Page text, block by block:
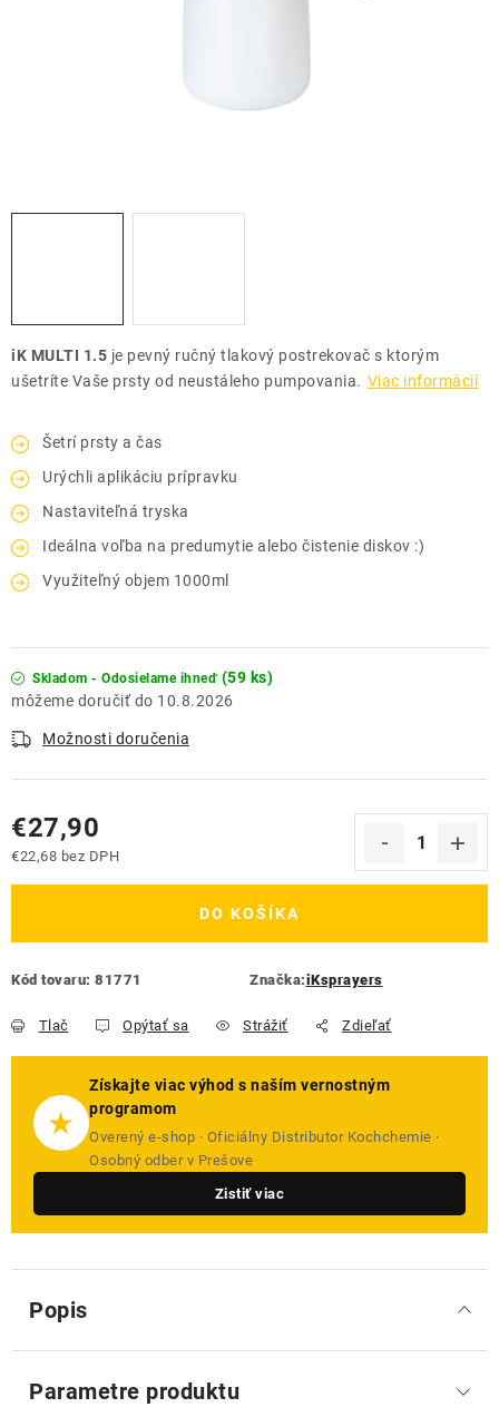
iK MULTI 1.5 je pevný ručný tlakový postrekovač s ktorým
ušetríte Vaše prsty od neustáleho pumpovania. Viac informácií
Šetrí prsty a čas
Urýchli aplikáciu prípravku
Nastaviteľná tryska
Ideálna voľba na predumytie alebo čistenie diskov :)
Využiteľný objem 1000ml
Skladom - Odosielame ihneď (59 ks)
10.8.2026
Možnosti doručenia
€27,90
€22,68 bez DPH
DO KOŠÍKA
Kód tovaru: 81771 Značka:iKsprayers
Tlač Opýtať sa Strážiť Zdieľať
★
Získajte viac výhod s naším vernostným
programom
Overený e-shop · Oficiálny Distributor Kochchemie ·
Osobný odber v Prešove
Zistiť viac
Popis
Parametre produktu